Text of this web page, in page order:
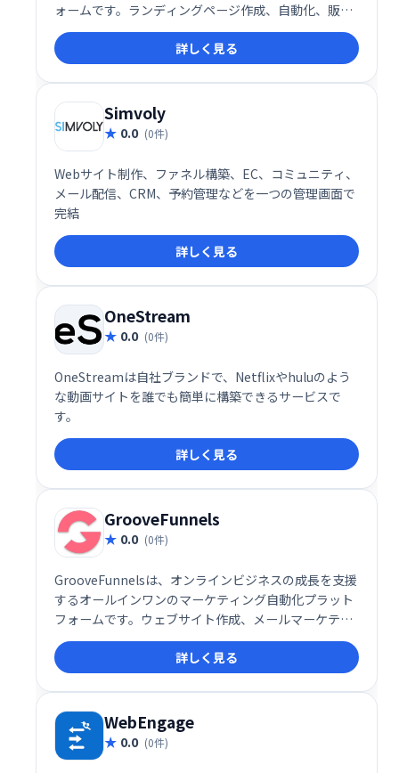
ォームです。ランディングページ作成、自動化、販売
までを網羅し、音楽や画像も簡単に追加できます。直
感的なドラッグ＆ドロップ編集と24時間365日のサポ
ートで、スムーズな作業を実現。クレジットカード不
要で、強力なメール自動化機能も搭載。オンラインビ
ジネスの成功を強力にサポートします。
詳しく見る
Simvoly
0.0 (0件)
Webサイト制作、ファネル構築、EC、コミュニティ、
メール配信、CRM、予約管理などを一つの管理画面で
完結
詳しく見る
OneStream
0.0 (0件)
OneStreamは自社ブランドで、Netflixやhuluのよう
な動画サイトを誰でも簡単に構築できるサービスで
す。
詳しく見る
GrooveFunnels
0.0 (0件)
GrooveFunnelsは、オンラインビジネスの成長を支援
するオールインワンのマーケティング自動化プラット
フォームです。ウェブサイト作成、メールマーケティ
ング、セールスファネル構築など、ビジネスに必要な
機能を網羅。効率的なマーケティングを実現し、売上
向上に貢献します。
詳しく見る
WebEngage
0.0 (0件)